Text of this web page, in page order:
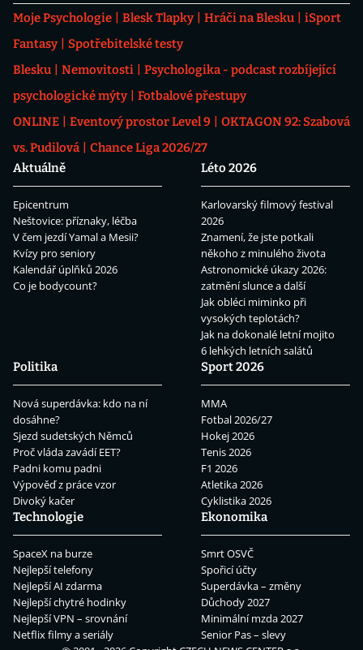
Moje Psychologie Blesk Tlapky Hráči na Blesku
iSport
Fantasy
Spotřebitelské testy
Blesku
Nemovitosti
Psychologika - podcast rozbíjející
psychologické mýty
Fotbalové přestupy
ONLINE
Eventový prostor Level 9
OKTAGON 92: Szabová
vs. Pudilová
Chance Liga 2026/27
Aktuálně
Epicentrum
Neštovice: příznaky, léčba
V čem jezdí Yamal a Mesii?
Kvízy pro seniory
Kalendář úplňků 2026
Co je bodycount?
Léto 2026
Karlovarský filmový festival
2026
Znamení, že jste potkali
někoho z minulého života
Astronomické úkazy 2026:
zatmění slunce a další
Jak obléci miminko při
vysokých teplotách?
Jak na dokonalé letní mojito
6 lehkých letních salátů
Politika
Nová superdávka: kdo na ní
dosáhne?
Sjezd sudetských Němců
Proč vláda zavádí EET?
Padni komu padni
Výpověď z práce vzor
Divoký kačer
Sport 2026
MMA
Fotbal 2026/27
Hokej 2026
Tenis 2026
F1 2026
Atletika 2026
Cyklistika 2026
Technologie
SpaceX na burze
Nejlepší telefony
Nejlepší AI zdarma
Nejlepší chytré hodinky
Nejlepší VPN – srovnání
Netflix filmy a seriály
Ekonomika
Smrt OSVČ
Spořicí účty
Superdávka – změny
Důchody 2027
Minimální mzda 2027
Senior Pas – slevy